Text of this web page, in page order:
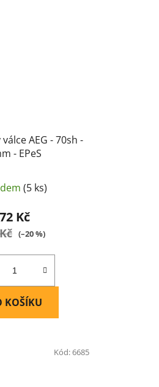
AEG - 70sh -
- EPeS
(5 ks)
72 Kč
(–20 %)
KOŠÍKU
Kód:6685